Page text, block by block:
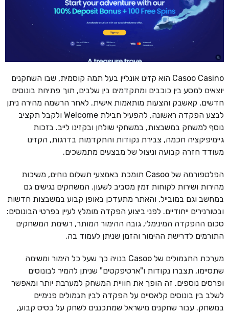
Casoo Casino הוא קזינו אונליין בעל תמה קוסמית, שבו השחקנים
יוצאים למסע בין כוכבים ומתקדמים בין שלבים, תוך פתיחת בונוסים
חדשים, קאשבק והצעות מותאמות אישית. לאחר הרשמה מהירה ניתן
לבצע הפקדה ראשונה, להפעיל חבילת Welcome ולקבל תקציב
נוסף למשחק במשבצות, במשחקי שולחן ובקזינו לייב. בזכות
גיימיפיקציה חכמה, צבירת נקודות והתקדמות בדרגות, הקזינו
מעודד חזרה קבועה וניצול של מבצעים מתמשכים.
הפלטפורמה של Casoo תומכת באמצעי תשלום נוחים, משיכות
מהירות ושירות לקוחות זמין מסביב לשעון. המשחקים נגישים גם
במחשב וגם במובייל, והאתר מתעדכן באופן קבוע במשבצות חדשות
ובטורנירים ייחודיים. לפני ביצוע הפקדה מומלץ לעיין בפרטי הבונוסים:
סכום ההפקדה המינימלי, גובה ההימור המותר, רשימת המשחקים
התורמים לדרישת ההימור והזמן שניתן לעמוד בה.
מערכת התגמולים של Casoo בנויה כך שעל כל הימור ומשימה
שתסיימו, תצברו נקודות ו"ארטיפקטים" שניתן להמיר לבונוסים
ופרסים נוספים. זה הופך את חוויית המשחק למערבת יותר ומאפשר
לשלב בין בונוסים קלאסיים על הפקדה לבין תגמולים פנימיים
במשחק. עבור שחקנים מישראל שמתכננים לשחק על בסיס קבוע,